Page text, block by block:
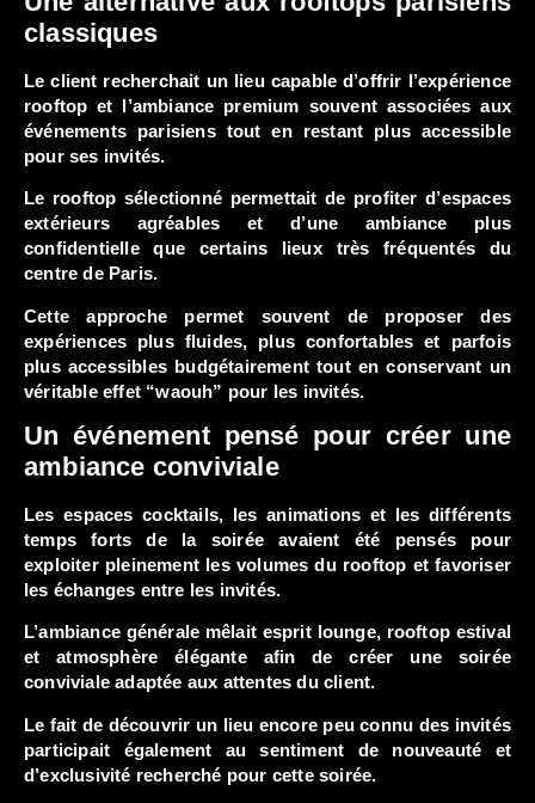
classiques
Le client recherchait un lieu capable d’offrir l’expérience
rooftop et l’ambiance premium souvent associées aux
événements parisiens tout en restant plus accessible
pour ses invités.
Le rooftop sélectionné permettait de profiter d’espaces
extérieurs agréables et d’une ambiance plus
confidentielle que certains lieux très fréquentés du
centre de Paris.
Cette approche permet souvent de proposer des
expériences plus fluides, plus confortables et parfois
plus accessibles budgétairement tout en conservant un
véritable effet “waouh” pour les invités.
Un événement pensé pour créer une
ambiance conviviale
Les espaces cocktails, les animations et les différents
temps forts de la soirée avaient été pensés pour
exploiter pleinement les volumes du rooftop et favoriser
les échanges entre les invités.
L’ambiance générale mêlait esprit lounge, rooftop estival
et atmosphère élégante afin de créer une soirée
conviviale adaptée aux attentes du client.
Le fait de découvrir un lieu encore peu connu des invités
participait également au sentiment de nouveauté et
d’exclusivité recherché pour cette soirée.